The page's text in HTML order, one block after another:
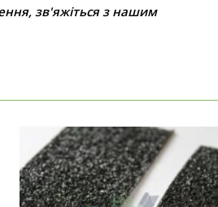
зв'яжіться з нашим